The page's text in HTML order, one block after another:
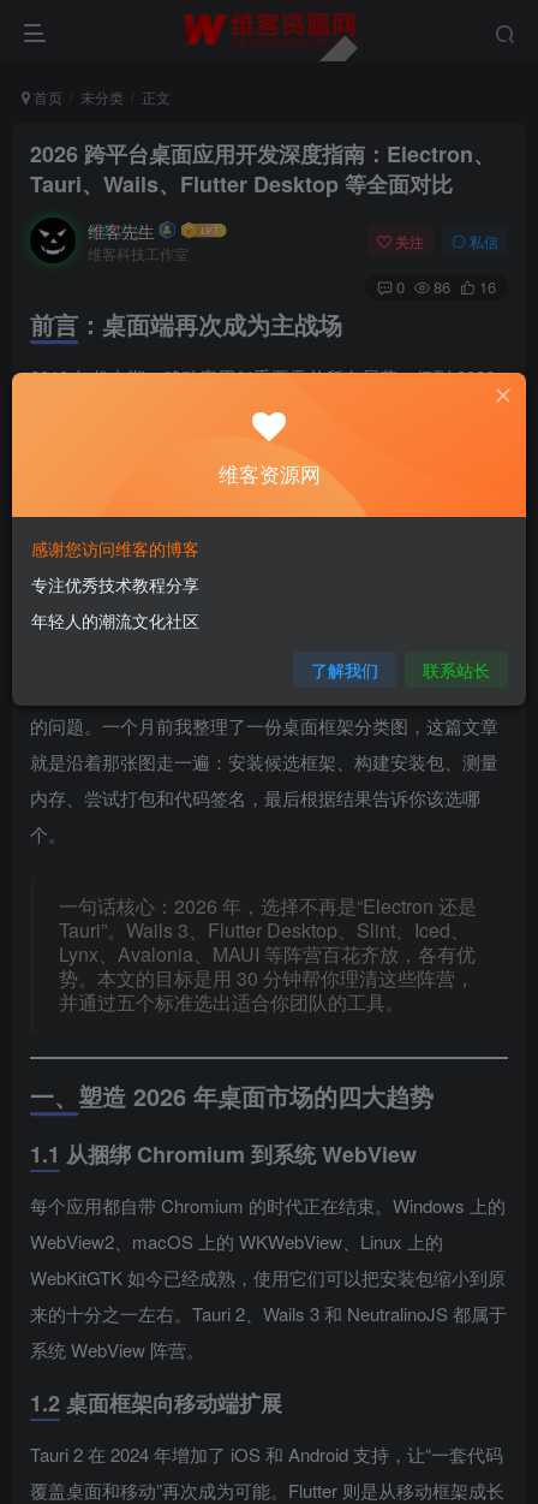
首页 未分类 正文
2026 跨平台桌面应用开发深度指南：Electron、
Tauri、Wails、Flutter Desktop 等全面对比
维客先生
维客科技工作室
关注 私信
0 86 16
前言：桌面端再次成为主战场
2010 年代中期，移动应用似乎要吞并所有屏幕。但到 2026
年，现实却反了过来。开发者工具（VS Code、Cursor、
JetBrains）、设计工具（Figma Desktop、Affinity）、协作
工具（Slack、Discord、Notion、Linear、KakaoTalk
Desktop）、安全工具（1Password、Bitwarden）以及媒体
工具（OBS、Reaper、DaVinci Resolve、Cap）——它们都
把桌面端当作主要阵地。Web 应用只是 fallback，移动应用
只是通知渠道，真正的工作发生在桌面端。
的问题。一个月前我整理了一份桌面框架分类图，这篇文章
就是沿着那张图走一遍：安装候选框架、构建安装包、测量
内存、尝试打包和代码签名，最后根据结果告诉你该选哪
个。
一句话核心：2026 年，选择不再是“Electron 还是
Tauri”。Wails 3、Flutter Desktop、Slint、Iced、
Lynx、Avalonia、MAUI 等阵营百花齐放，各有优
势。本文的目标是用 30 分钟帮你理清这些阵营，
并通过五个标准选出适合你团队的工具。
一、塑造 2026 年桌面市场的四大趋势
1.1 从捆绑 Chromium 到系统 WebView
每个应用都自带 Chromium 的时代正在结束。Windows 上的
WebView2、macOS 上的 WKWebView、Linux 上的
WebKitGTK 如今已经成熟，使用它们可以把安装包缩小到原
来的十分之一左右。Tauri 2、Wails 3 和 NeutralinoJS 都属于
系统 WebView 阵营。
1.2 桌面框架向移动端扩展
Tauri 2 在 2024 年增加了 iOS 和 Android 支持，让“一套代码
覆盖桌面和移动”再次成为可能。Flutter 则是从移动框架成长
维客资源网
感谢您访问维客的博客
专注优秀技术教程分享
年轻人的潮流文化社区
了解我们 联系站长